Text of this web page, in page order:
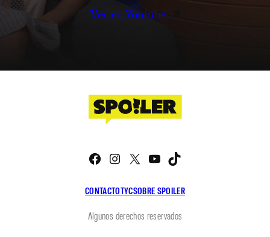
Ver en Youtube
CONTACTOTYCSOBRE SPOILER
Facebook
Instagram
X YouTube
Algunos derechos reservados